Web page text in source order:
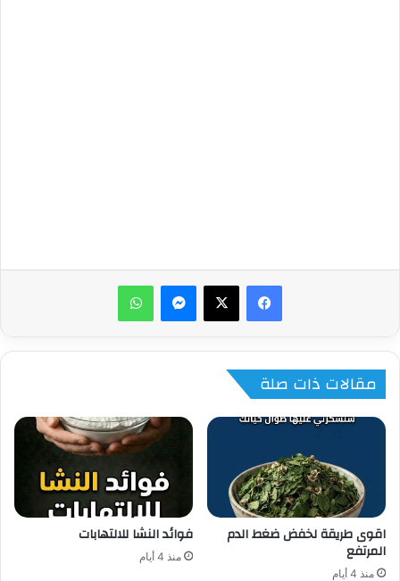
ماسنجر واتساب
مقالات ذات صلة
اقوى طريقة لخفض ضغط الدم
المرتفع
منذ 4 أيام
فوائد النشا للالتهابات
منذ 4 أيام